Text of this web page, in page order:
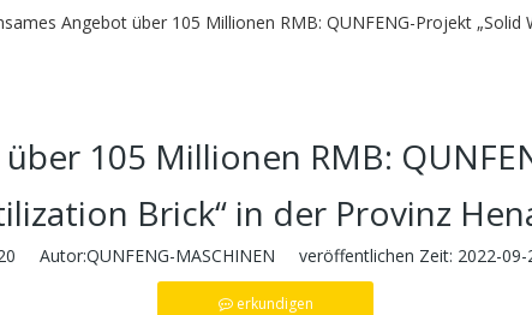
Angebot über 105 Millionen RMB: QUNFENG-Projekt
105 Millionen RMB:
Brick“ in der Provinz
Autor:QUNFENG-MASCHINEN veröffentlichen Zeit: 2022-
erkundigen